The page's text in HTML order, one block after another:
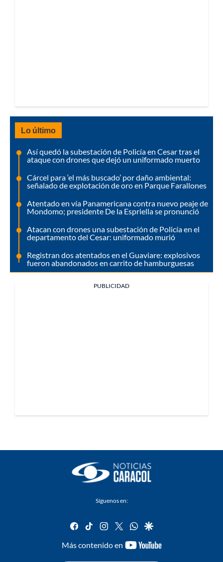
Lo último
Así quedó la subestación de Policía en Cesar tras el
ataque con drones que dejó un uniformado muerto
Cárcel para ‘el más buscado’ por daño ambiental:
señalado de explotación de oro en Parque Farallones
Atentado en vía Panamericana contra nuevo peaje de
Mondomo; presidente De la Espriella se pronunció
Atacan con drones una subestación de Policía en el
departamento del Cesar: uniformado murió
Registran dos atentados en el Guaviare: explosivos
fueron abandonados en carrito de hamburguesas
PUBLICIDAD
Síguenos en:
facebook
tiktok instagram
twitterwhatsapp
google
Más contenido en
youtube-